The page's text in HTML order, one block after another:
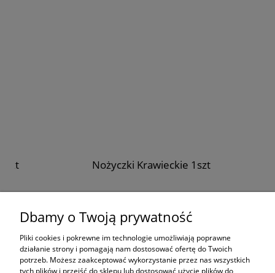
Nożyczki Krawieckie 1szt
Moje konto
Dbamy o Twoją prywatność
Pliki cookies i pokrewne im technologie umożliwiają poprawne
działanie strony i pomagają nam dostosować ofertę do Twoich
potrzeb. Możesz zaakceptować wykorzystanie przez nas wszystkich
tych plików i przejść do sklepu lub dostosować użycie plików do